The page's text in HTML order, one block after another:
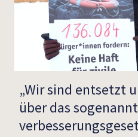
„Wir sind entsetzt
über das